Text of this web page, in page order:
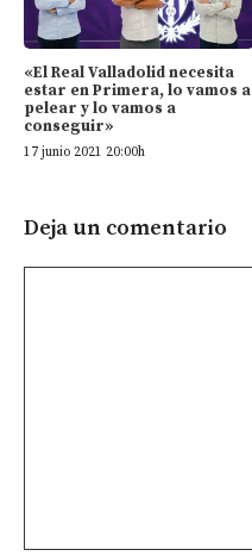
«El Real Valladolid necesita
estar en Primera, lo vamos a
pelear y lo vamos a
conseguir»
17 junio 2021 20:00h
Deja un comentario